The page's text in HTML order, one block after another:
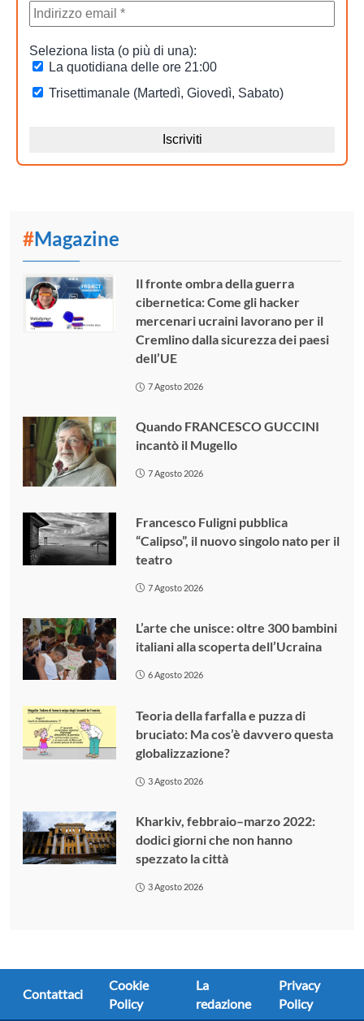
#Magazine
Il fronte ombra della guerra
cibernetica: Come gli hacker
mercenari ucraini lavorano per il
Cremlino dalla sicurezza dei paesi
dell’UE
7 Agosto 2026
Quando FRANCESCO GUCCINI
incantò il Mugello
7 Agosto 2026
Francesco Fuligni pubblica
“Calipso”, il nuovo singolo nato per il
teatro
7 Agosto 2026
L’arte che unisce: oltre 300 bambini
italiani alla scoperta dell’Ucraina
6 Agosto 2026
Teoria della farfalla e puzza di
bruciato: Ma cos’è davvero questa
globalizzazione?
3 Agosto 2026
Kharkiv, febbraio–marzo 2022:
dodici giorni che non hanno
spezzato la città
3 Agosto 2026
Contattaci
Cookie
Policy
La
redazione
Privacy
Policy